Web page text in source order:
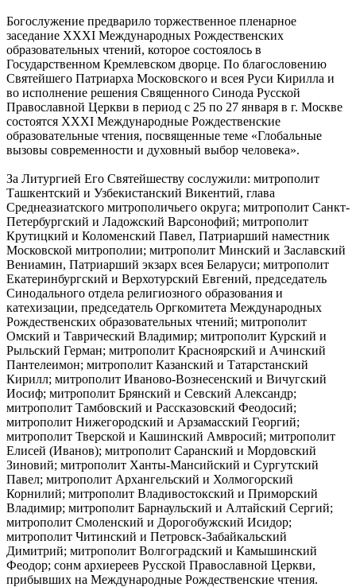
Богослужение предварило торжественное пленарное
заседание XXXI Международных Рождественских
образовательных чтений, которое состоялось в
Государственном Кремлевском дворце. По благословению
Святейшего Патриарха Московского и всея Руси Кирилла и
во исполнение решения Священного Синода Русской
Православной Церкви в период с 25 по 27 января в г. Москве
состоятся XXXI Международные Рождественские
образовательные чтения, посвященные теме «Глобальные
вызовы современности и духовный выбор человека».
За Литургией Его Святейшеству сослужили: митрополит
Ташкентский и Узбекистанский Викентий, глава
Среднеазиатского митрополичьего округа; митрополит Санкт-
Петербургский и Ладожский Варсонофий; митрополит
Крутицкий и Коломенский Павел, Патриарший наместник
Московской митрополии; митрополит Минский и Заславский
Вениамин, Патриарший экзарх всея Беларуси; митрополит
Екатеринбургский и Верхотурский Евгений, председатель
Синодального отдела религиозного образования и
катехизации, председатель Оргкомитета Международных
Рождественских образовательных чтений; митрополит
Омский и Таврический Владимир; митрополит Курский и
Рыльский Герман; митрополит Красноярский и Ачинский
Пантелеимон; митрополит Казанский и Татарстанский
Кирилл; митрополит Иваново-Вознесенский и Вичугский
Иосиф; митрополит Брянский и Севский Александр;
митрополит Тамбовский и Рассказовский Феодосий;
митрополит Нижегородский и Арзамасский Георгий;
митрополит Тверской и Кашинский Амвросий; митрополит
Елисей (Иванов); митрополит Саранский и Мордовский
Зиновий; митрополит Ханты-Мансийский и Сургутский
Павел; митрополит Архангельский и Холмогорский
Корнилий; митрополит Владивостокский и Приморский
Владимир; митрополит Барнаульский и Алтайский Сергий;
митрополит Смоленский и Дорогобужский Исидор;
митрополит Читинский и Петровск-Забайкальский
Димитрий; митрополит Волгоградский и Камышинский
Феодор; сонм архиереев Русской Православной Церкви,
прибывших на Международные Рождественские чтения.